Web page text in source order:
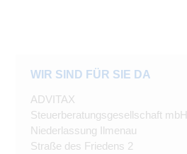
WIR SIND FÜR SIE DA
ADVITAX
Steuerberatungsgesellschaft mbH
Niederlassung Ilmenau
Straße des Friedens 2